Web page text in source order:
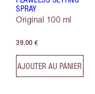
SPRAY
Original 100 ml
39,00 €
AJOUTER AU PANIER